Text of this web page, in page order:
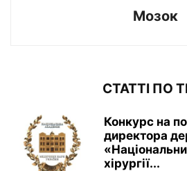
Мозок
СТАТТІ ПО
Конкурс на
директора
хірургії...